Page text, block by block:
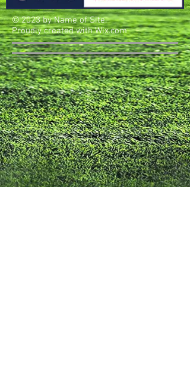
© 2023 by Name of Site.
Proudly created withWix.com